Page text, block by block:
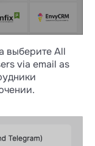
выберите All
via email as